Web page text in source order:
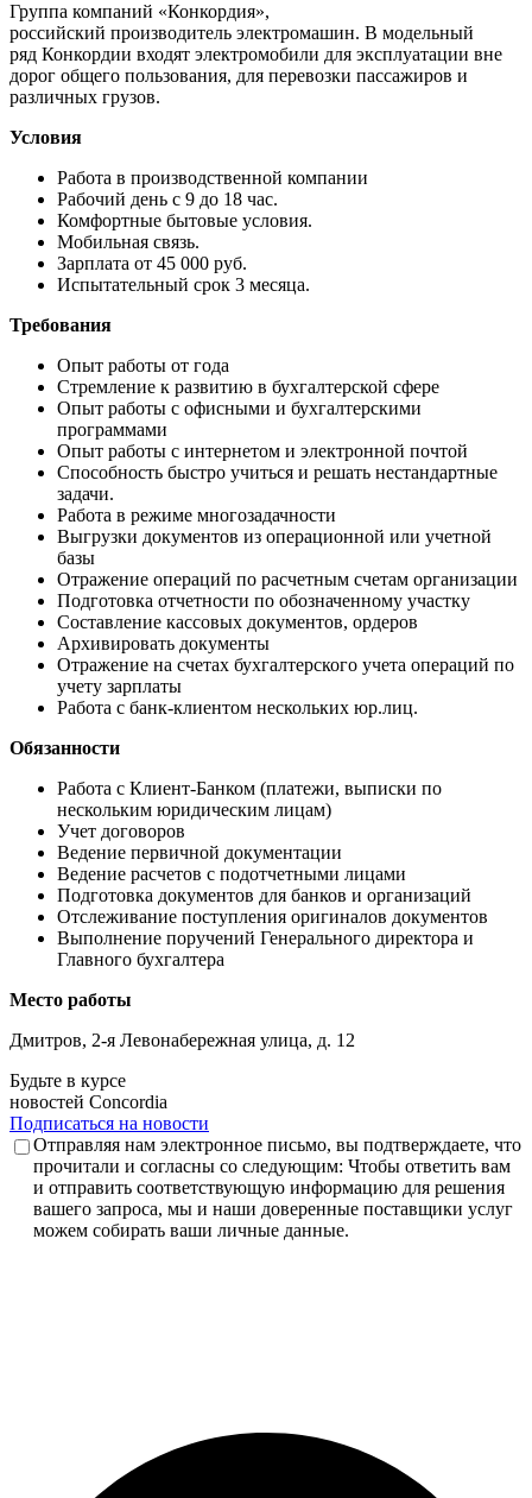
Группа компаний «Конкордия»,
российский производитель электромашин. В модельный
ряд Конкордии входят электромобили для эксплуатации вне
дорог общего пользования, для перевозки пассажиров и
различных грузов.
Условия
Работа в производственной компании
Рабочий день с 9 до 18 час.
Комфортные бытовые условия.
Мобильная связь.
Зарплата от 45 000 руб.
Испытательный срок 3 месяца.
Требования
Опыт работы от года
Стремление к развитию в бухгалтерской сфере
Опыт работы с офисными и бухгалтерскими
программами
Опыт работы с интернетом и электронной почтой
Способность быстро учиться и решать нестандартные
задачи.
Работа в режиме многозадачности
Выгрузки документов из операционной или учетной
базы
Отражение операций по расчетным счетам организации
Подготовка отчетности по обозначенному участку
Составление кассовых документов, ордеров
Архивировать документы
Отражение на счетах бухгалтерского учета операций по
учету зарплаты
Работа с банк-клиентом нескольких юр.лиц.
Обязанности
Работа с Клиент-Банком (платежи, выписки по
нескольким юридическим лицам)
Учет договоров
Ведение первичной документации
Ведение расчетов с подотчетными лицами
Подготовка документов для банков и организаций
Отслеживание поступления оригиналов документов
Выполнение поручений Генерального директора и
Главного бухгалтера
Место работы
Дмитров, 2-я Левонабережная улица, д. 12
Будьте в курсе
новостей Concordia
Подписаться на новости
Отправляя нам электронное письмо, вы подтверждаете, что
прочитали и согласны со следующим: Чтобы ответить вам
и отправить соответствующую информацию для решения
вашего запроса, мы и наши доверенные поставщики услуг
можем собирать ваши личные данные.